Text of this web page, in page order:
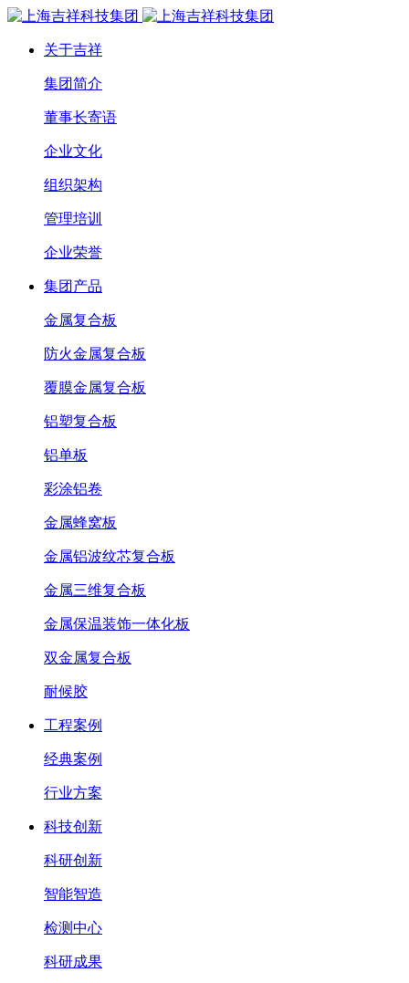
关于吉祥
集团简介
董事长寄语
企业文化
组织架构
管理培训
企业荣誉
集团产品
金属复合板
防火金属复合板
覆膜金属复合板
铝塑复合板
铝单板
彩涂铝卷
金属蜂窝板
金属铝波纹芯复合板
金属三维复合板
金属保温装饰一体化板
双金属复合板
耐候胶
工程案例
经典案例
行业方案
科技创新
科研创新
智能智造
检测中心
科研成果